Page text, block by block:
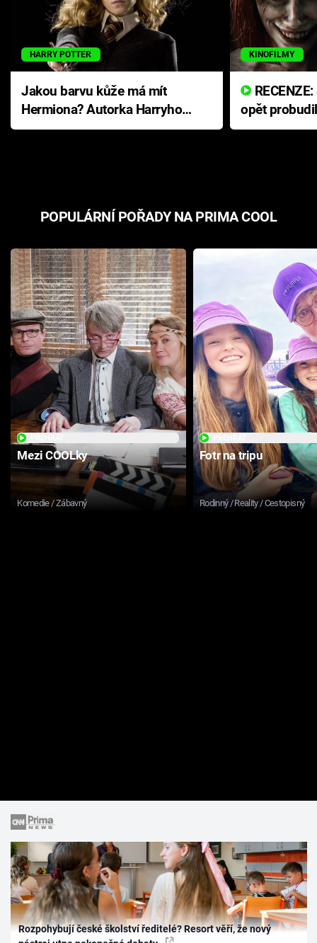
HARRY POTTER
Jakou barvu kůže má mít
Hermiona? Autorka Harryho
Pottera přišla s ráznou
KINOFILMY
opět
přichází s
POPULÁRNÍ POŘADY NA PRIMA COOL
Mezi COOLky
Komedie / Zábavný
Fotr na tripu
Rodinný / Reality / Cestopisný
Rozpohybují české školství ředitelé? Resort věří, že nový